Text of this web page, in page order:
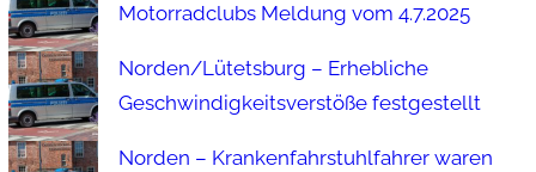
Motorradclubs Meldung vom 4.7.2025
Norden/Lütetsburg – Erhebliche
Geschwindigkeitsverstöße festgestellt
Norden – Krankenfahrstuhlfahrer waren